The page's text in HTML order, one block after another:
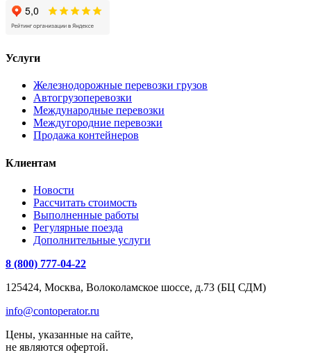
Услуги
Железнодорожные перевозки грузов
Автогрузоперевозки
Международные перевозки
Междугородние перевозки
Продажа контейнеров
Клиентам
Новости
Рассчитать стоимость
Выполненные работы
Регулярные поезда
Дополнительные услуги
8 (800) 777-04-22
125424, Москва, Волоколамское шоссе, д.73 (БЦ СДМ)
info@contoperator.ru
Цены, указанные на сайте,
не являются офертой.